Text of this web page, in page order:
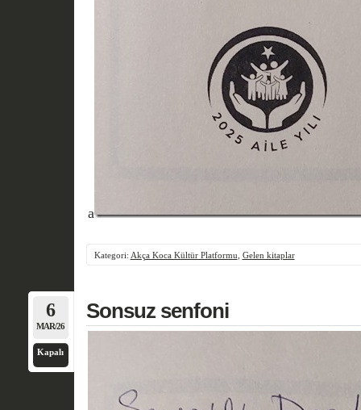
a
Kategori: Akça Koca Kültür Platformu Gelen kitaplar
6
MAR/26
Kapalı
Sonsuz senfoni